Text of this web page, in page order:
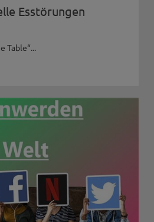
Esstörungen
Table“...